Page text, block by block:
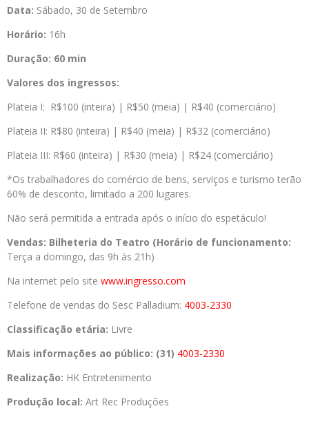
Data: Sábado, 30 de Setembro
Horário: 16h
Duração: 60 min
Valores dos ingressos:
Plateia I: R$100 (inteira) | R$50 (meia) | R$40 (comerciário)
Plateia II: R$80 (inteira) | R$40 (meia) | R$32 (comerciário)
Plateia III: R$60 (inteira) | R$30 (meia) | R$24 (comerciário)
*Os trabalhadores do comércio de bens, serviços e turismo terão
60% de desconto, limitado a 200 lugares.
Não será permitida a entrada após o início do espetáculo!
Vendas: Bilheteria do Teatro (Horário de funcionamento:
Terça a domingo, das 9h às 21h)
Na internet pelo site www.ingresso.com
Telefone de vendas do Sesc Palladium: 4003-2330
Classificação etária: Livre
Mais informações ao público: (31) 4003-2330
Realização: HK Entretenimento
Produção local: Art Rec Produções